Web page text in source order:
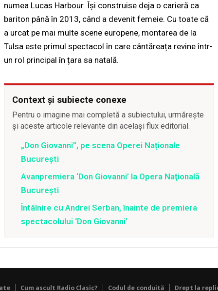
numea Lucas Harbour. Își construise deja o carieră ca
bariton până în 2013, când a devenit femeie. Cu toate că
a urcat pe mai multe scene europene, montarea de la
Tulsa este primul spectacol în care cântăreața revine într-
un rol principal în țara sa natală.
Context și subiecte conexe
Pentru o imagine mai completă a subiectului, urmărește
și aceste articole relevante din același flux editorial.
„Don Giovanni”, pe scena Operei Naționale
București
Avanpremiera ‘Don Giovanni’ la Opera Naţională
Bucureşti
Întâlnire cu Andrei Serban, înainte de premiera
spectacolului ‘Don Giovanni’
Cum ascult Radio Clasic? Codul de conduită Drept la